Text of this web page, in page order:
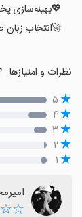
💖بهینه‌سازی
🚀انتخاب زبان
نظرات و امتیازها
۵
۴
۳
۲
۱